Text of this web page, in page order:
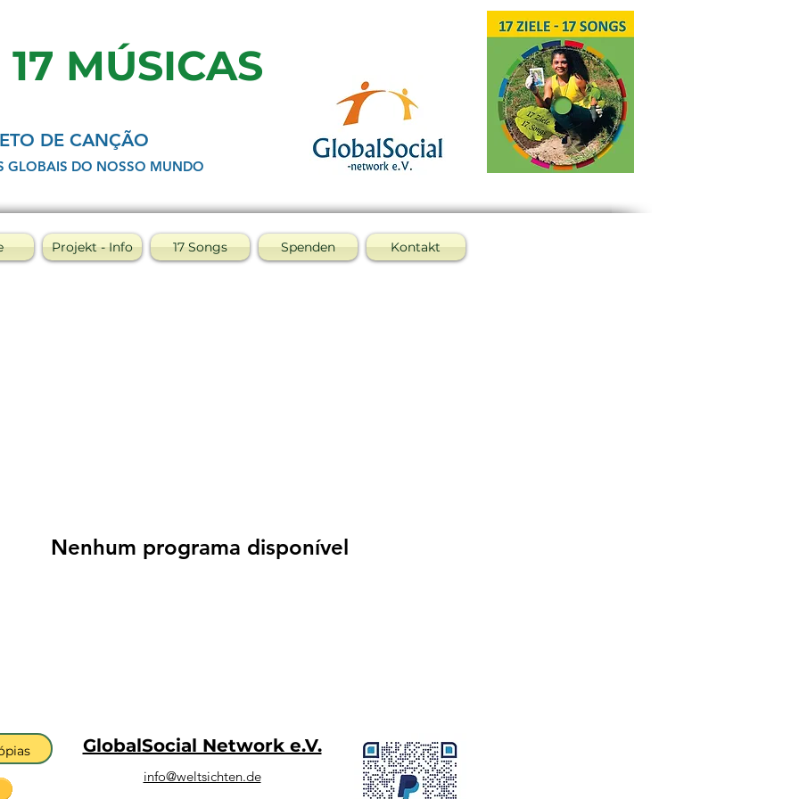
MÚSICAS
DE CANÇÃO
GLOBAIS DO NOSSO MUNDO
Projekt - Info 17 Songs Spenden Kontakt
Nenhum programa disponível
GlobalSocial Network e.V.
info@weltsichten.de